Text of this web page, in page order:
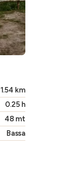
1.54 km
0.25 h
48 mt
Bassa